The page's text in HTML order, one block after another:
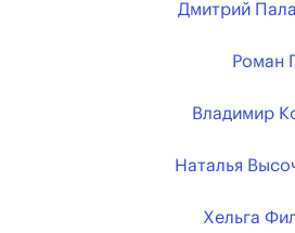
Дмитрий
Роман
Владимир
Наталья
Хельга